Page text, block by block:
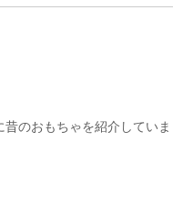
のおもちゃを紹介していま